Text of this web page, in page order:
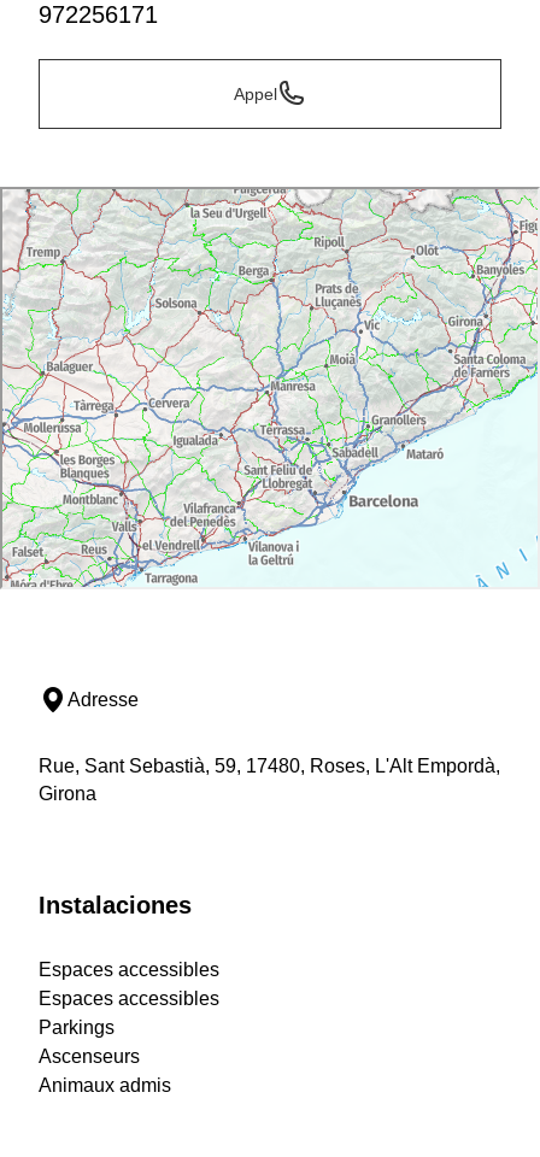
972256171
Appel
Adresse
Rue, Sant Sebastià, 59, 17480, Roses, L'Alt Empordà,
Girona
Instalaciones
Espaces accessibles
Espaces accessibles
Parkings
Ascenseurs
Animaux admis